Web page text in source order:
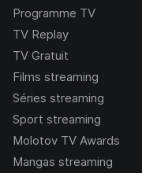
Programme TV
TV Replay
TV Gratuit
Films streaming
Séries streaming
Sport streaming
Molotov TV Awards
Mangas streaming